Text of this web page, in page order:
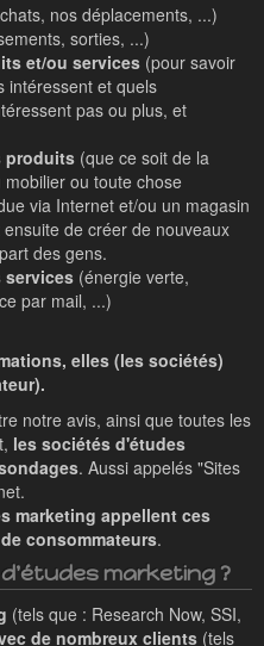
nos déplacements, ...)
sorties, ...)
et/ou services (pour savoir
intéressent et quels
pas ou plus, et
produits (que ce soit de la
ou toute chose
via Internet et/ou un magasin
de créer de nouveaux
des gens.
services (énergie verte,
par mail, ...)
elles (les sociétés)
notre avis, ainsi que toutes les
les sociétés d'études
. Aussi appelés "Sites
marketing appellent ces
consommateurs.
marketing ?
(tels que : Research Now, SSI,
de nombreux clients (tels